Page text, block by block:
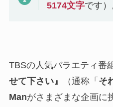
5174文字です）
TBSの人気バラエティ番
せて下さい』
（通称「 そ
Manがさまざまな企画に